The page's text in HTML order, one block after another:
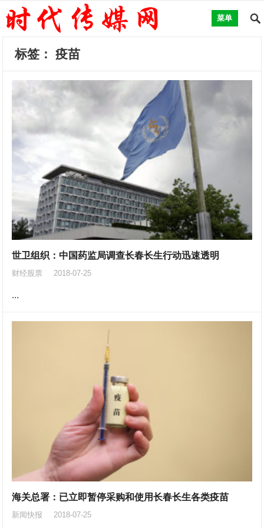
菜单
标签：疫苗
世卫组织：中国药监局调查长春长生行动迅速透明
财经股票 2018-07-25
...
海关总署：已立即暂停采购和使用长春长生各类疫苗
新闻快报 2018-07-25